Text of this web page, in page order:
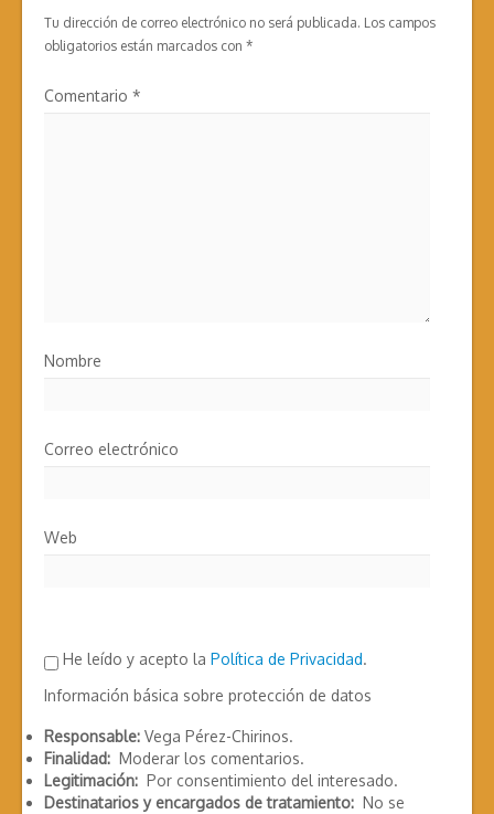
Tu dirección de correo electrónico no será publicada. Los campos
obligatorios están marcados con *
Comentario *
Nombre
Correo electrónico
Web
He leído y acepto la Política de Privacidad.
Información básica sobre protección de datos
Responsable: Vega Pérez-Chirinos.
Finalidad: Moderar los comentarios.
Legitimación: Por consentimiento del interesado.
Destinatarios y encargados de tratamiento: No se